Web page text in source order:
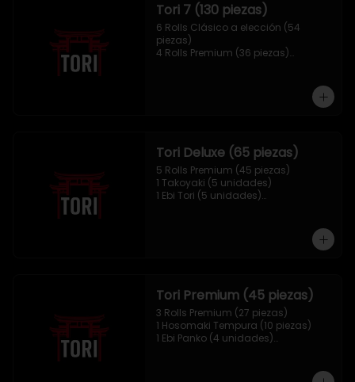
Tori 7 (130 piezas)
6 Rolls Clásico a elección (54
piezas)
4 Rolls Premium (36 piezas)
Tori Deluxe (65 piezas)
5 Rolls Premium (45 piezas)
1 Takoyaki (5 unidades)
1 Ebi Tori (5 unidades)
Tori Premium (45 piezas)
3 Rolls Premium (27 piezas)
1 Hosomaki Tempura (10 piezas)
1 Ebi Panko (4 unidades)